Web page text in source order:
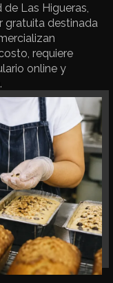
Las Higueras,
gratuita destinada
requiere
online y